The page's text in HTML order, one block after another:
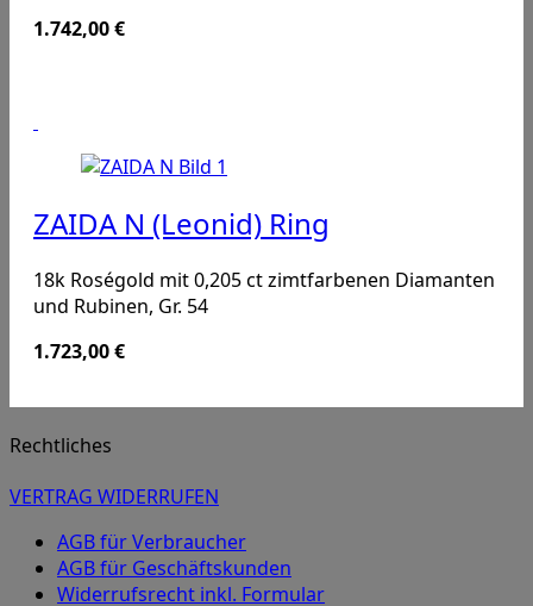
1.742,00€
ZAIDA N (Leonid) Ring
18k Roségold mit 0,205 ct zimtfarbenen Diamanten
und Rubinen, Gr. 54
1.723,00€
Rechtliches
VERTRAG WIDERRUFEN
AGB für Verbraucher
AGB für Geschäftskunden
Widerrufsrecht inkl. Formular